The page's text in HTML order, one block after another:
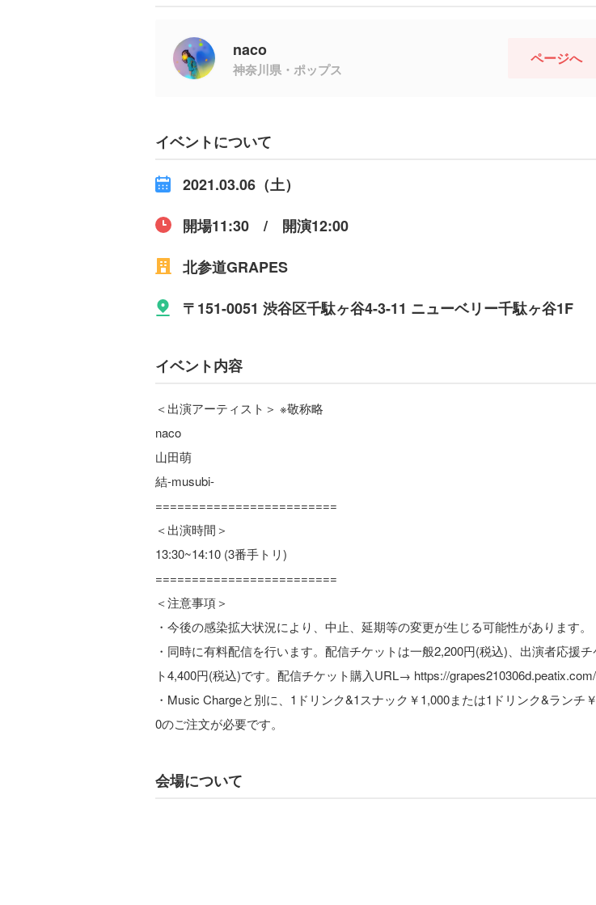
naco
神奈川県・ポップス
ページへ
イベントについて
2021.03.06（土）
開場11:30 / 開演12:00
北参道GRAPES
〒151-0051 渋谷区千駄ヶ谷4-3-11 ニューベリー千駄ヶ谷1F
イベント内容
＜出演アーティスト＞ ※敬称略
naco
山田萌
結-musubi-
=========================
＜出演時間＞
13:30~14:10 (3番手トリ)
=========================
＜注意事項＞
・今後の感染拡大状況により、中止、延期等の変更が生じる可能性があります。
・同時に有料配信を行います。配信チケットは一般2,200円(税込)、出演者応援チ
ト4,400円(税込)です。配信チケット購入URL→ https://grapes210306d.peatix.com/
・Music Chargeと別に、1ドリンク&1スナック￥1,000または1ドリンク&ランチ
0のご注文が必要です。
会場について